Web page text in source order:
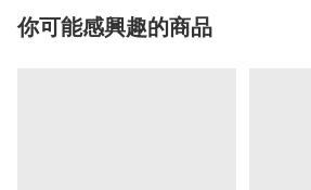
你可能感興趣的商品